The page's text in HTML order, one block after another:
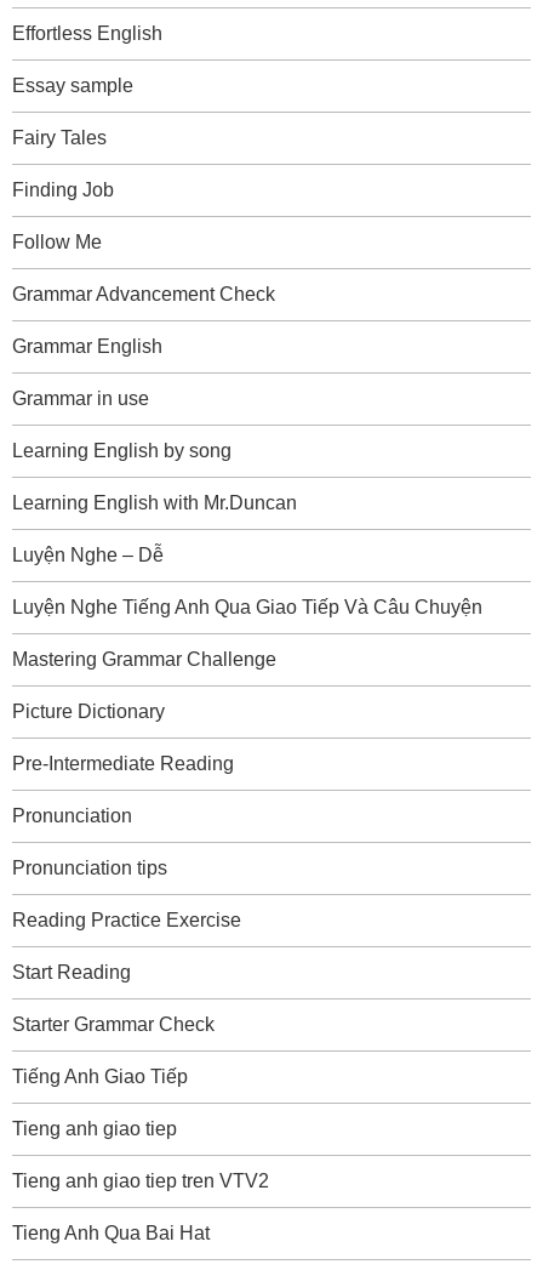
Effortless English
Essay sample
Fairy Tales
Finding Job
Follow Me
Grammar Advancement Check
Grammar English
Grammar in use
Learning English by song
Learning English with Mr.Duncan
Luyện Nghe – Dễ
Luyện Nghe Tiếng Anh Qua Giao Tiếp Và Câu Chuyện
Mastering Grammar Challenge
Picture Dictionary
Pre-Intermediate Reading
Pronunciation
Pronunciation tips
Reading Practice Exercise
Start Reading
Starter Grammar Check
Tiếng Anh Giao Tiếp
Tieng anh giao tiep
Tieng anh giao tiep tren VTV2
Tieng Anh Qua Bai Hat